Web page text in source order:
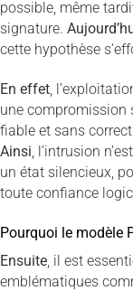
possible, même
signature.
cette hypothèse
En effet,
une compromission
fiable et sans
Ainsi, l’intrusion
un état silencieux,
toute confiance
Pourquoi le modèle
Ensuite, il est
emblématiques